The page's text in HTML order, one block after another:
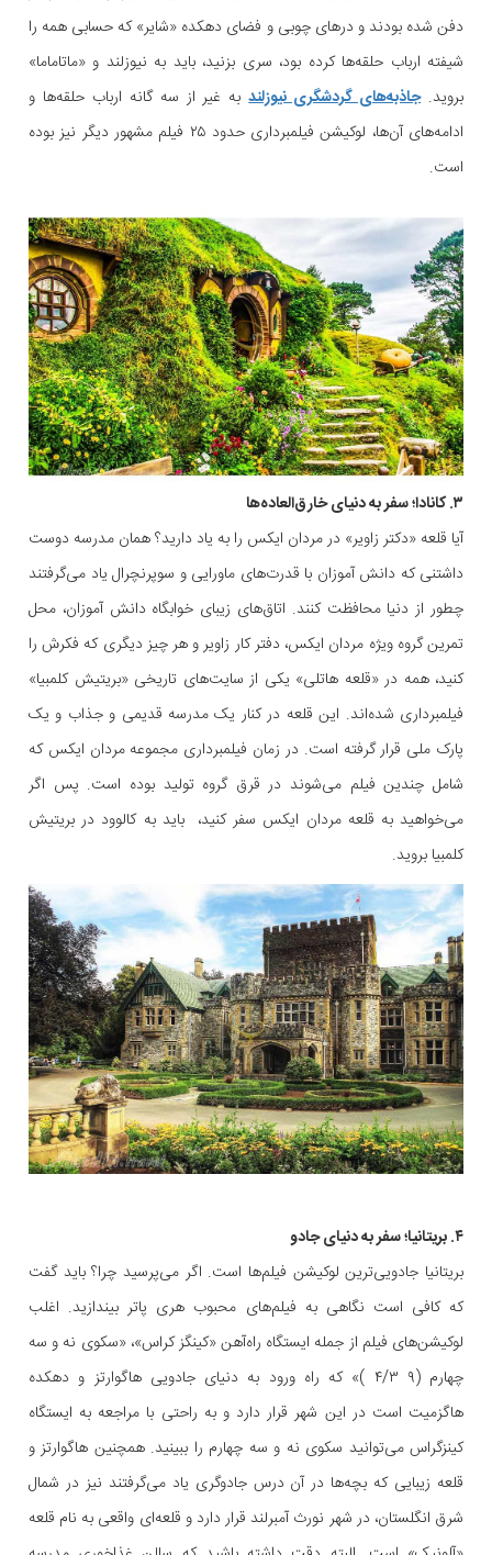
دفن شده بودند و درهای چوبی و فضای دهکده «شایر» که حسابی همه را
شیفته ارباب حلقه‌ها کرده بود، سری بزنید، باید به نیوزلند و «ماتاماما»
بروید.جاذبه‌های گردشگری نیوزلندبه غیر از سه گانه ارباب حلقه‌ها و
ادامه‌های آن‌ها، لوکیشن فیلمبرداری حدود ۲۵ فیلم مشهور دیگر نیز بوده
است.
۳. کانادا؛ سفر به دنیای خارق‌العاده‌ها
آیا قلعه «دکتر زاویر» در مردان ایکس را به یاد دارید؟ همان مدرسه دوست
داشتنی که دانش‌ آموزان با قدرت‌های ماورایی و سوپرنچرال یاد می‌گرفتند
چطور از دنیا محافظت کنند. اتاق‌های زیبای خوابگاه دانش آموزان، محل
تمرین گروه ویژه مردان ایکس، دفتر کار زاویر و هر چیز دیگری که فکرش را
کنید، همه در «قلعه هاتلی» یکی از سایت‌های تاریخی «بریتیش کلمبیا»
فیلمبرداری شده‌اند. این قلعه در کنار یک مدرسه قدیمی و جذاب و یک
پارک ملی قرار گرفته است. در زمان فیلمبرداری مجموعه مردان ایکس که
شامل چندین فیلم می‌شوند در قرق گروه تولید بوده است. پس اگر
می‌خواهید به قلعه مردان ایکس سفر کنید، باید به کالوود در بریتیش
کلمبیا بروید.
۴. بریتانیا؛ سفر به دنیای جادو
بریتانیا جادویی‌ترین لوکیشن فیلم‌ها است. اگر می‌پرسید چرا؟ باید گفت
که کافی است نگاهی به فیلم‌های محبوب هری پاتر بیندازید. اغلب
لوکیشن‌های فیلم از جمله ایستگاه راه‌آهن «کینگز کراس»، «سکوی نه و سه
چهارم (۹ ۴/۳ )» که راه ورود به دنیای جادویی هاگوارتز و دهکده
هاگزمیت است در این شهر قرار دارد و به راحتی با مراجعه به ایستگاه
کینزگراس می‌توانید سکوی نه و سه چهارم را ببینید. همچنین هاگوارتز و
قلعه زیبایی که بچه‌ها در آن درس جادوگری یاد می‌گرفتند نیز در شمال
شرق انگلستان، در شهر نورث آمبرلند قرار دارد و قلعه‌ای واقعی به نام قلعه